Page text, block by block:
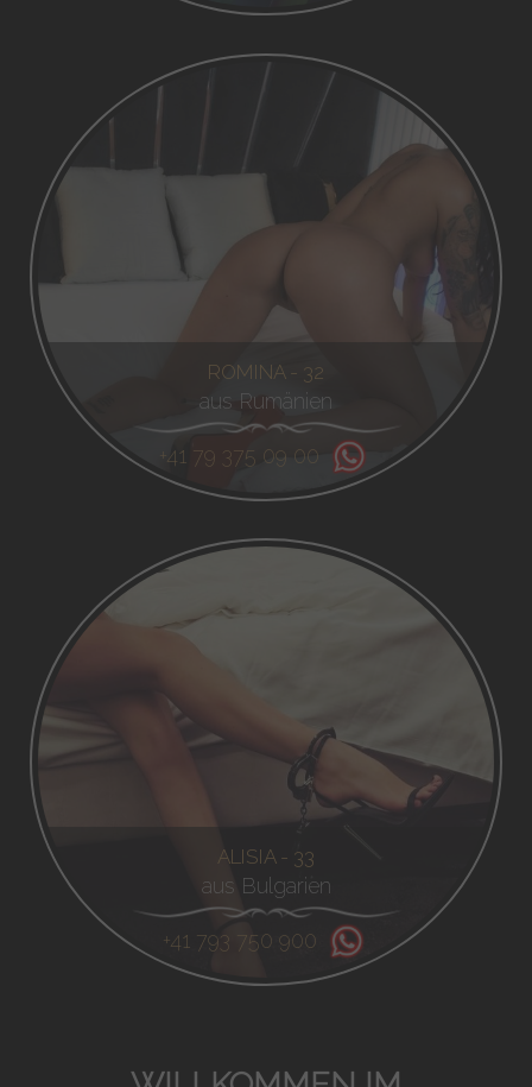
ROMINA - 32
aus Rumänien
+41 79 375 09 00
ALISIA - 33
aus Bulgarien
+41 793 750 900